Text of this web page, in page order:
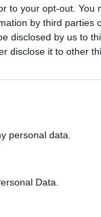
to your opt-out. You
by third parties
disclosed by us to
disclose it to other
personal data.
Data.